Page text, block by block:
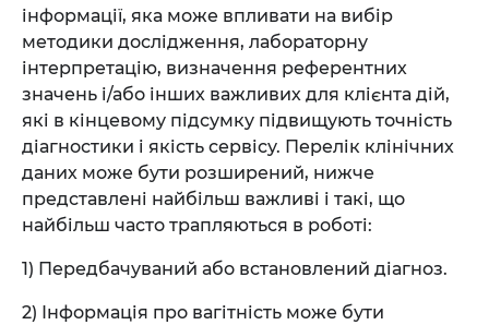
інформації, яка може впливати на вибір
методики дослідження, лабораторну
інтерпретацію, визначення референтних
значень і/або інших важливих для клієнта дій,
які в кінцевому підсумку підвищують точність
діагностики і якість сервісу. Перелік клінічних
даних може бути розширений, нижче
представлені найбільш важливі і такі, що
найбільш часто трапляються в роботі:
1) Передбачуваний або встановлений діагноз.
2) Інформація про вагітність може бути